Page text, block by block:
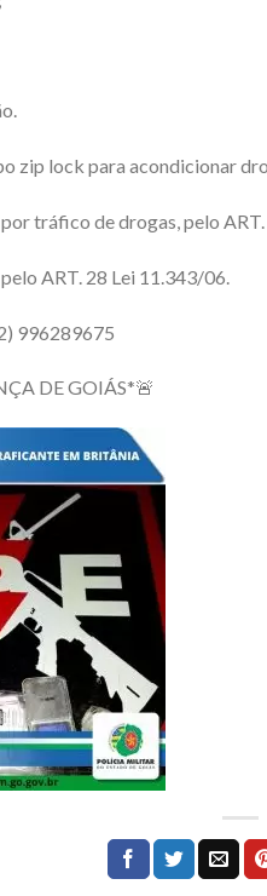
zip lock para acondicionar
tráfico de drogas, pelo
ART. 28 Lei 11.343/06.
996289675
DE GOIÁS*🚨